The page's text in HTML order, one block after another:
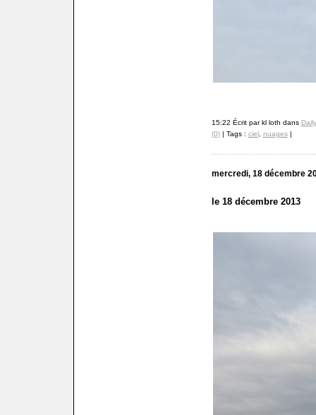
15:22 Écrit par kl loth dans
(0)| Tags : ciel, nuages|
mercredi, 18 décembre
le 18 décembre 2013